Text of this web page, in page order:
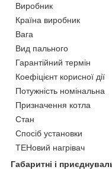
Вартість завжди
представниками
вітчизняного і
імпортного
НАШІ ПЕРЕВАГИ
Виробник
Країна виробник
Вага
Вид пального
Гарантійний термін
Коефіцієнт корисної дії
Потужність номінальна
Призначення котла
Стан
Спосіб установки
ТЕНовий нагрівач
Габаритні і